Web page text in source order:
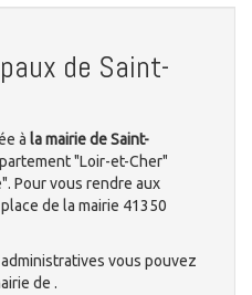
de Saint-
à la mairie de Saint-
"Loir-et-Cher"
Pour vous rendre aux
de la mairie 41350
vous pouvez
de .